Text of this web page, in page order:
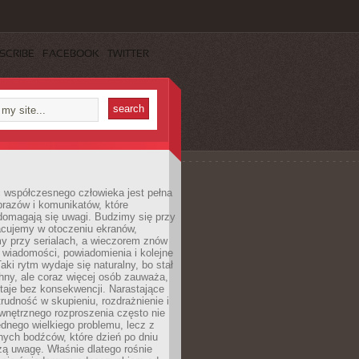
FACEBOOK TWITTER
człowieka jest pełna
i komunikatów, które
się uwagi. Budzimy się przy
w otoczeniu ekranów,
przy serialach, a wieczorem znów
powiadomienia i kolejne
rytm wydaje się naturalny, bo stał
ale coraz więcej osób zauważa,
bez konsekwencji. Narastające
w skupieniu, rozdrażnienie i
rozproszenia często nie
wielkiego problemu, lecz z
bodźców, które dzień po dniu
uwagę. Właśnie dlatego rośnie